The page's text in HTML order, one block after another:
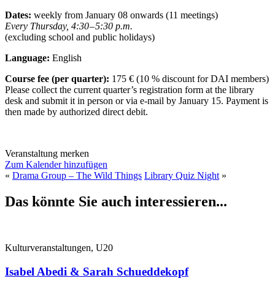
Dates: weekly from January 08 onwards (11 meetings)
Every Thursday, 4:30 – 5:30 p.m.
(excluding school and public holidays)
Language: English
Course fee (per quarter): 175 € (10 % discount for DAI members)
Please collect the current quarter’s registration form at the library
desk and submit it in person or via e-mail by January 15. Payment is
then made by authorized direct debit.
Veranstaltung merken
Zum Kalender hinzufügen
« Drama Group – The Wild Things Library Quiz Night »
Das könnte Sie auch interessieren...
Kulturveranstaltungen, U20
Isabel Abedi & Sarah Schueddekopf